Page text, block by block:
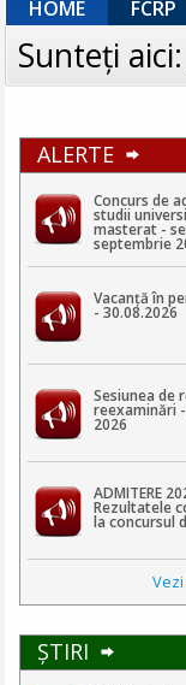
HOME FCRP
Sunteţi aici:
ALERTE
Concurs de
studii
masterat -
septembrie
Vacanță în
- 30.08.2026
Sesiunea de
reexaminări
2026
ADMITERE
Rezultatele
la concursul
ŞTIRI